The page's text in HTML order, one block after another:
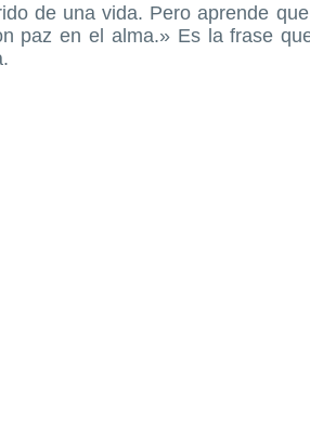
de una vida. Pero aprende
paz en el alma.» Es la frase